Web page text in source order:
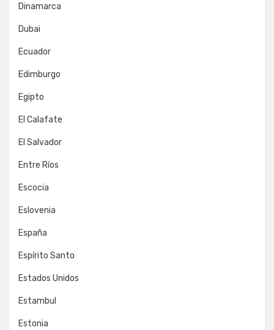
Dinamarca
Dubai
Ecuador
Edimburgo
Egipto
El Calafate
El Salvador
Entre Ríos
Escocia
Eslovenia
España
Espírito Santo
Estados Unidos
Estambul
Estonia